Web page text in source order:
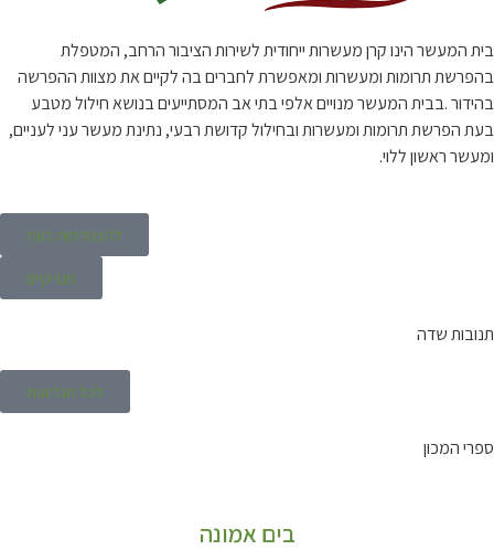
בית המעשר הינו קרן מעשרות ייחודית לשירות הציבור הרחב, המטפלת
בהפרשת תרומות ומעשרות ומאפשרת לחברים בה לקיים את מצוות ההפרשה
בהידור .בבית המעשר מנויים אלפי בתי אב המסתייעים בנושא חילול מטבע
בעת הפרשת תרומות ומעשרות ובחילול קדושת רבעי, נתינת מעשר עני לעניים,
ומעשר ראשון ללוי.
להצטרפות כעת
מנוי קיים
תנובות שדה
לכל הגליונות
ספרי המכון
בים אמונה